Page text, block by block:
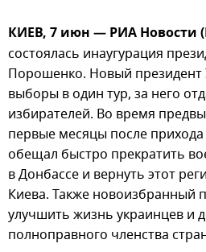
КИЕВ, 7 июн — РИА Новости
состоялась инаугурация
Порошенко. Новый президент
выборы в один тур, за него
избирателей. Во время
первые месяцы после
обещал быстро прекратить
в Донбассе и вернуть этот
Киева. Также новоизбранный
улучшить жизнь украинцев и
полноправного членства